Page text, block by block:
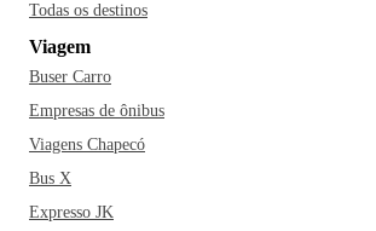
Todas os destinos
Viagem
Buser Carro
Empresas de ônibus
Viagens Chapecó
Bus X
Expresso JK